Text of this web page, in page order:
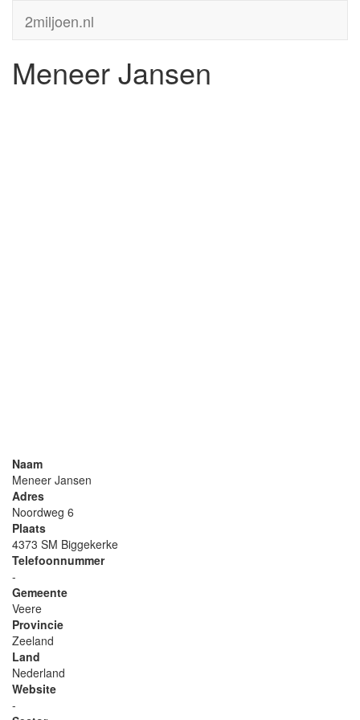
2miljoen.nl
Meneer Jansen
Naam
Meneer Jansen
Adres
Noordweg 6
Plaats
4373 SM Biggekerke
Telefoonnummer
-
Gemeente
Veere
Provincie
Zeeland
Land
Nederland
Website
-